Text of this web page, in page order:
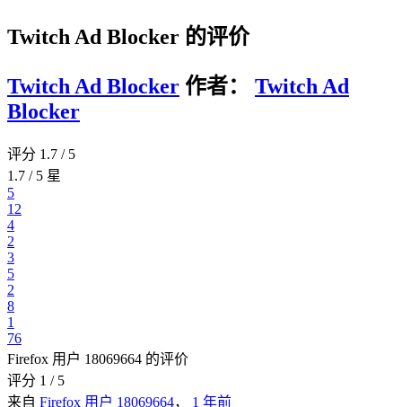
Twitch Ad Blocker 的评价
Twitch Ad Blocker 作者：
Twitch Ad
Blocker
评分 1.7 / 5
1.7 / 5 星
5
12
4
2
3
5
2
8
1
76
Firefox 用户 18069664 的评价
评分 1 / 5
来自 Firefox 用户 18069664， 1 年前